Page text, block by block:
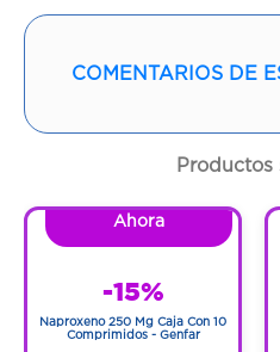
10 Tabletas
Código:1018267
COMENTARIOS DE
Productos
Ahora
-15%
Naproxeno 250 Mg Caja Con 10
Comprimidos - Genfar